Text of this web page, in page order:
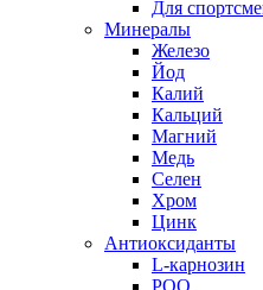
Для
Минералы
Железо
Йод
Калий
Кальций
Магний
Медь
Селен
Хром
Цинк
Антиоксиданты
L-карнозин